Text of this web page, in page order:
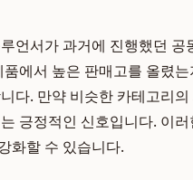
언서가 과거에 진행했던
에서 높은 판매고를 올렸
다. 만약 비슷한 카테고리
긍정적인 신호입니다. 이
화할 수 있습니다.